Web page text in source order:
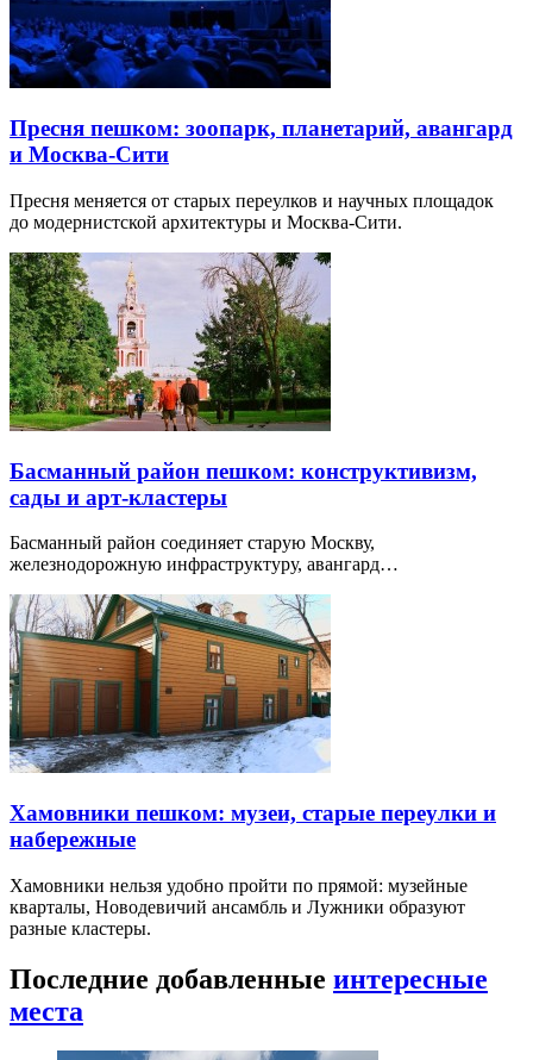
Пресня пешком: зоопарк, планетарий, авангард
и Москва-Сити
Пресня меняется от старых переулков и научных площадок
до модернистской архитектуры и Москва-Сити.
Басманный район пешком: конструктивизм,
сады и арт-кластеры
Басманный район соединяет старую Москву,
железнодорожную инфраструктуру, авангард…
Хамовники пешком: музеи, старые переулки и
набережные
Хамовники нельзя удобно пройти по прямой: музейные
кварталы, Новодевичий ансамбль и Лужники образуют
разные кластеры.
Последние добавленные интересные
места